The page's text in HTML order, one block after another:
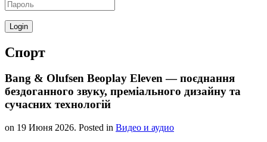
Спорт
Bang & Olufsen Beoplay Eleven — поєднання
бездоганного звуку, преміального дизайну та
сучасних технологій
on 19 Июня 2026. Posted in Видео и аудио